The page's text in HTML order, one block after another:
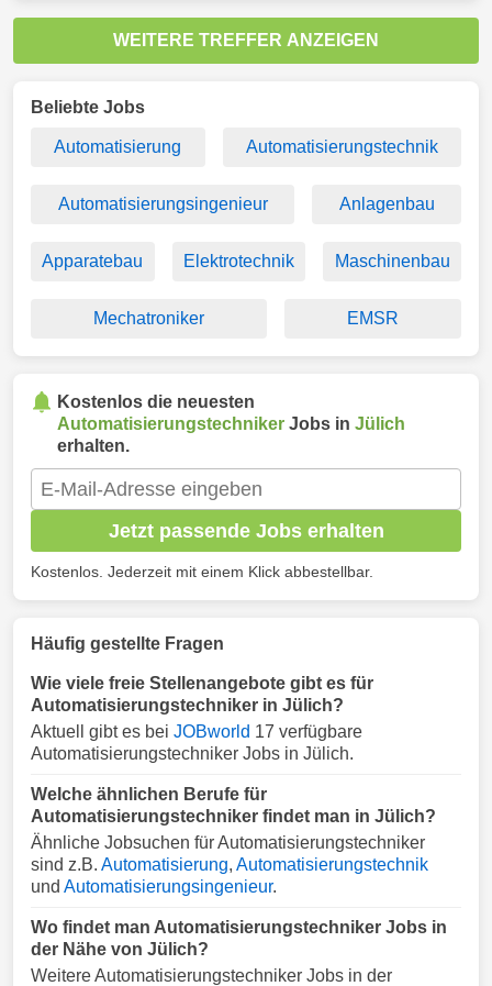
WEITERE TREFFER ANZEIGEN
Beliebte Jobs
Automatisierung Automatisierungstechnik
Automatisierungsingenieur Anlagenbau
Apparatebau Elektrotechnik Maschinenbau
Mechatroniker EMSR
Kostenlos die neuesten
Automatisierungstechniker Jobs in Jülich
erhalten.
Jetzt passende Jobs erhalten
Kostenlos. Jederzeit mit einem Klick abbestellbar.
Häufig gestellte Fragen
Wie viele freie Stellenangebote gibt es für
Automatisierungstechniker in Jülich?
Aktuell gibt es bei JOBworld 17 verfügbare
Automatisierungstechniker Jobs in Jülich.
Welche ähnlichen Berufe für
Automatisierungstechniker findet man in Jülich?
Ähnliche Jobsuchen für Automatisierungstechniker
sind z.B. Automatisierung, Automatisierungstechnik
und Automatisierungsingenieur.
Wo findet man Automatisierungstechniker Jobs in
der Nähe von Jülich?
Weitere Automatisierungstechniker Jobs in der